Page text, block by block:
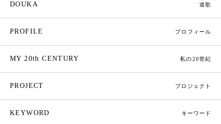
DOUKA 道歌
PROFILE プロフィール
MY 20th CENTURY 私の20世紀
PROJECT プロジェクト
KEYWORD キーワード